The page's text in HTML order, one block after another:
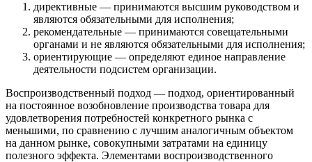
директивные — принимаются высшим руководством и
являются обязательными для исполнения;
рекомендательные — принимаются совещательными
органами и не являются обязательными для исполнения;
ориентирующие — определяют единое направление
деятельности подсистем организации.
Воспроизводственный подход — подход, ориентированный
на постоянное возобновление производства товара для
удовлетворения потребностей конкретного рынка с
меньшими, по сравнению с лучшим аналогичным объектом
на данном рынке, совокупными затратами на единицу
полезного эффекта. Элементами воспроизводственного